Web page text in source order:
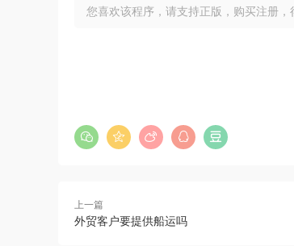
您喜欢该程序，请支持正版，购买注册
上一篇
外贸客户要提供船运吗